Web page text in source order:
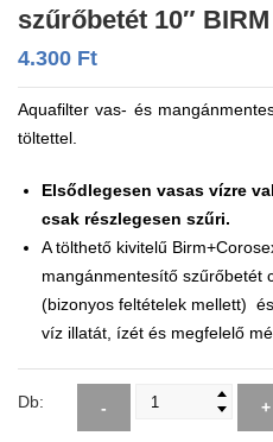
szűrőbetét 10″ BIRM
4.300 Ft
Aquafilter vas- és
töltettel.
Elsődlegesen vasas vízre
csak részlegesen szűri.
A tölthető kivitelű
mangánmentesítő szűrőbetét
(bizonyos feltételek mellett)
víz illatát, ízét és megfelelő
-
Db: +